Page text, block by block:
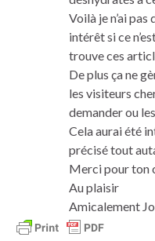
Voilà je n’ai
intérêt si ce
trouve ces
De plus ça ne
les visiteurs
demander ou
Cela aurai été
précisé tout
Merci pour ton
Au plaisir
Amicalement